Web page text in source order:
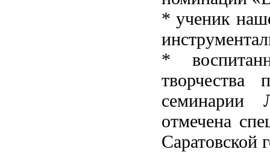
* ученик
*
творчества
семинарии
отмечена
Саратовской